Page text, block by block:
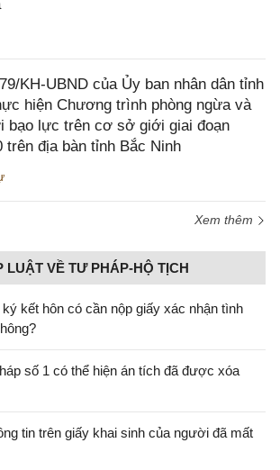
KH-UBND của Ủy ban nhân dân tỉnh
hiện Chương trình phòng ngừa và
bạo lực trên cơ sở giới giai đoạn
trên địa bàn tỉnh Bắc Ninh
Xem thêm
LUẬT VỀ TƯ PHÁP-HỘ TỊCH
kết hôn có cần nộp giấy xác nhận tình
số 1 có thể hiện án tích đã được xóa
tin trên giấy khai sinh của người đã mất